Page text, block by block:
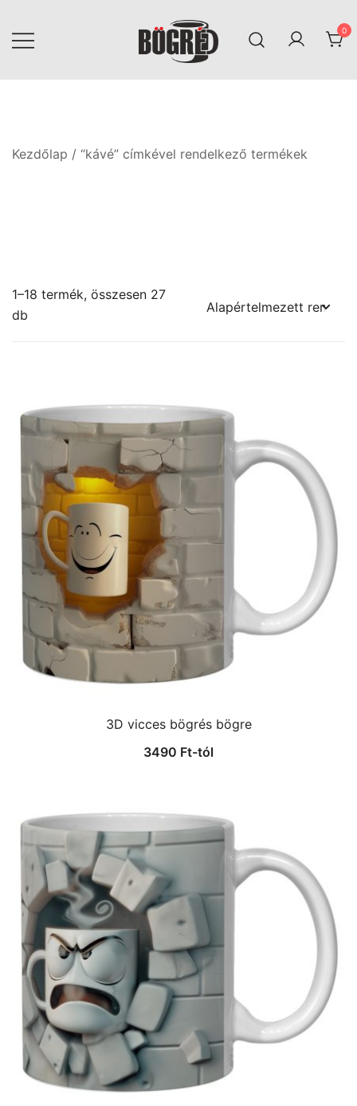
content
Bögréd
0
Kezdőlap / “kávé” címkével rendelkező termékek
1–18 termék, összesen 27
db
3D vicces bögrés bögre
3490 Ft-tól